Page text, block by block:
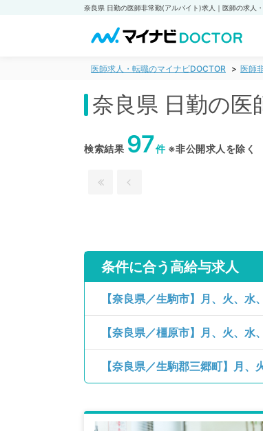
医師求人・転職のマイナビDOCTOR 医師
奈良県 日勤の
検索結果 97件※非公開求人を除く
条件に合う高給与求人
【奈良県／橿原市】月、火、